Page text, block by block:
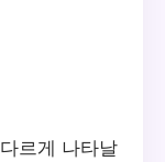
르게 나타날